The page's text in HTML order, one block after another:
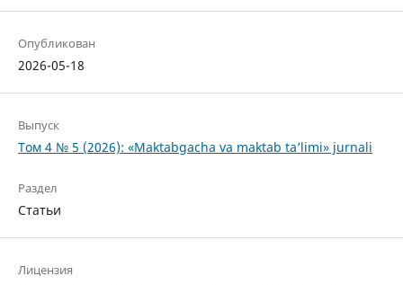
Опубликован
2026-05-18
Выпуск
Том 4 № 5 (2026): «Maktabgacha va maktab ta’limi» jurnali
Раздел
Статьи
Лицензия